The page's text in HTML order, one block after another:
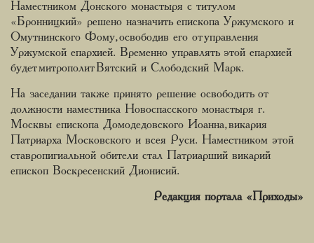
Наместником Донского монастыря с титулом
«Бронницкий» решено назначить епископа Уржумского и
Омутнинского Фому, освободив его от управления
Уржумской епархией. Временно управлять этой епархией
будет митрополит Вятский и Слободский Марк.
На заседании также принято решение освободить от
должности наместника Новоспасского монастыря г.
Москвы епископа Домодедовского Иоанна, викария
Патриарха Московского и всея Руси. Наместником этой
ставропигиальной обители стал Патриарший викарий
епископ Воскресенский Дионисий.
Редакция портала «Приходы»